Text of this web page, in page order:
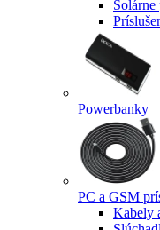
Powerbanky
PC a GSM
Kabely